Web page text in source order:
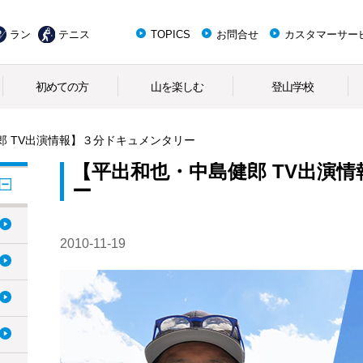
ラン テニス TOPICS お問合せ カスタマーサー
初めての方 山を楽しむ 登山学校
TV出演情報】３分ドキュメンタリー
【平出和也・中島健郎 TV出演
ー
2010-11-19